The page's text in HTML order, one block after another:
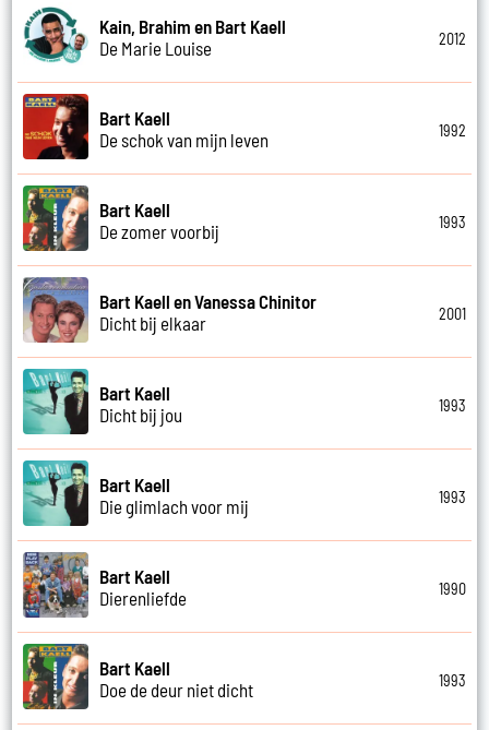
Kain, Brahim en Bart Kaell
De Marie Louise
2012
Bart Kaell
De schok van mijn leven
1992
Bart Kaell
De zomer voorbij
1993
Bart Kaell en Vanessa Chinitor
Dicht bij elkaar
2001
Bart Kaell
Dicht bij jou
1993
Bart Kaell
Die glimlach voor mij
1993
Bart Kaell
Dierenliefde
1990
Bart Kaell
Doe de deur niet dicht
1993